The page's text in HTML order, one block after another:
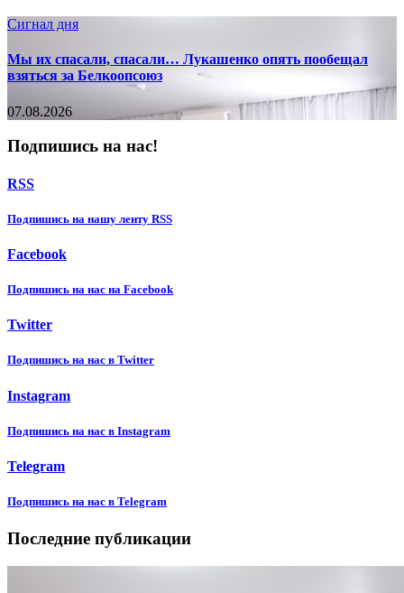
Сигнал дня
Мы их спасали, спасали… Лукашенко опять пообещал
взяться за Белкоопсоюз
07.08.2026
Подпишись на нас!
RSS
Подпишиcь на нашу ленту RSS
Facebook
Подпишиcь на нас на Facebook
Twitter
Подпишиcь на нас в Twitter
Instagram
Подпишиcь на нас в Instagram
Telegram
Подпишиcь на нас в Telegram
Последние публикации